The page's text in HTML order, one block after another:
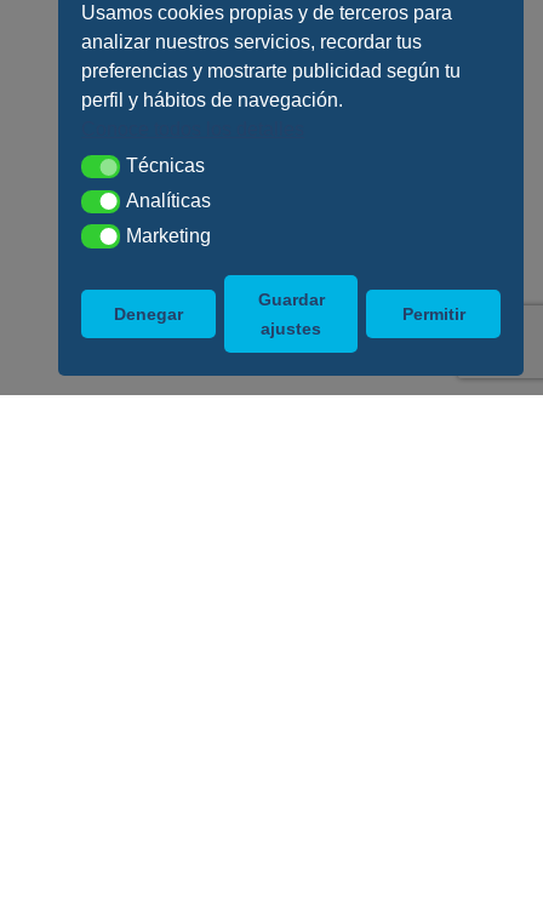
Usamos cookies propias y de terceros para
analizar nuestros servicios, recordar tus
preferencias y mostrarte publicidad según tu
perfil y hábitos de navegación.
TécnicasTécnicas
AnalíticasAnalíticas
MarketingMarketing
Denegar
Guardar
ajustes
Permitir